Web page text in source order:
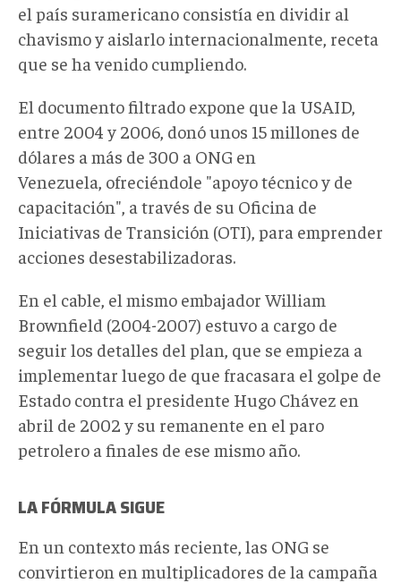
el país suramericano consistía en dividir al
chavismo y aislarlo internacionalmente, receta
que se ha venido cumpliendo.
El documento filtrado expone que la USAID,
entre 2004 y 2006, donó unos 15 millones de
dólares a más de 300 a ONG en
Venezuela, ofreciéndole "apoyo técnico y de
capacitación", a través de su Oficina de
Iniciativas de Transición (OTI), para emprender
acciones desestabilizadoras.
En el cable, el mismo embajador William
Brownfield (2004-2007) estuvo a cargo de
seguir los detalles del plan, que se empieza a
implementar luego de que fracasara el golpe de
Estado contra el presidente Hugo Chávez en
abril de 2002 y su remanente en el paro
petrolero a finales de ese mismo año.
LA FÓRMULA SIGUE
En un contexto más reciente, las ONG se
convirtieron en multiplicadores de la campaña